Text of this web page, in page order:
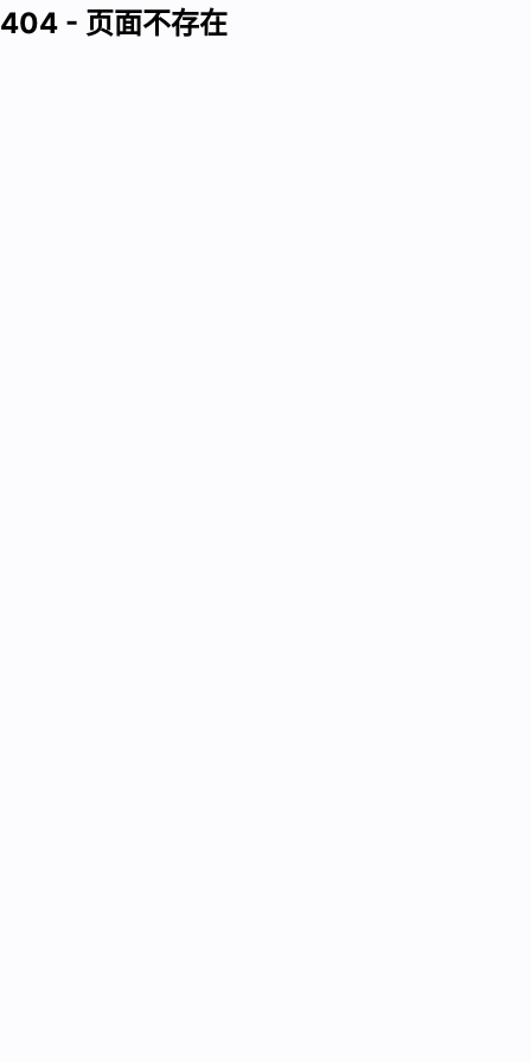
404 - 页面不存在